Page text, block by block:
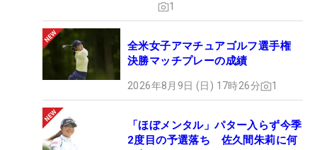
1
全米女子アマチュアゴルフ選手権
決勝マッチプレーの成績
2026年8月9日 (日) 17時26分 1
「ほぼメンタル」パター入らず今季
2度目の予選落ち 佐久間朱莉に何